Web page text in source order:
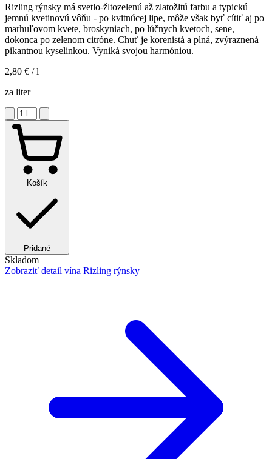
Rizling rýnsky má svetlo-žltozelenú až zlatožltú farbu a typickú
jemnú kvetinovú vôňu - po kvitnúcej lipe, môže však byť cítiť aj po
marhuľovom kvete, broskyniach, po lúčnych kvetoch, sene,
dokonca po zelenom citróne. Chuť je korenistá a plná, zvýraznená
pikantnou kyselinkou. Vyniká svojou harmóniou.
2,80 € / l
za liter
Košík
Pridané
Skladom
Zobraziť detail vína Rizling rýnsky